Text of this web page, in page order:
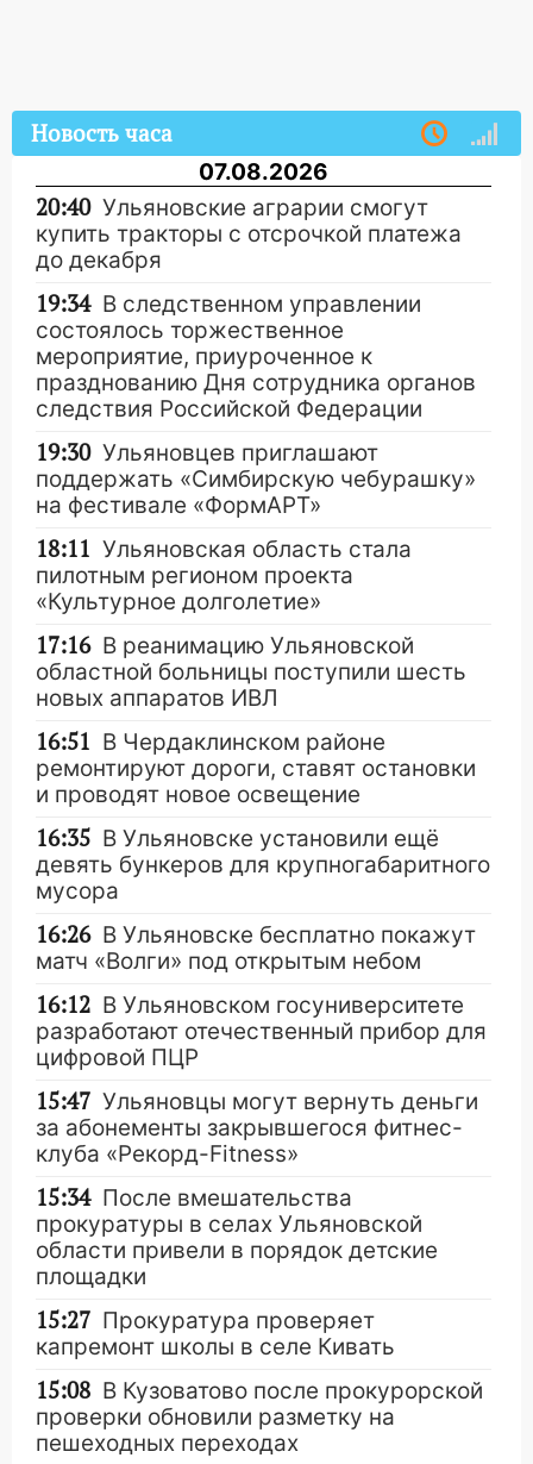
Новость часа
07.08.2026
20:40 Ульяновские аграрии смогут
купить тракторы с отсрочкой платежа
до декабря
19:34 В следственном управлении
состоялось торжественное
мероприятие, приуроченное к
празднованию Дня сотрудника органов
следствия Российской Федерации
19:30 Ульяновцев приглашают
поддержать «Симбирскую чебурашку»
на фестивале «ФормАРТ»
18:11 Ульяновская область стала
пилотным регионом проекта
«Культурное долголетие»
17:16 В реанимацию Ульяновской
областной больницы поступили шесть
новых аппаратов ИВЛ
16:51 В Чердаклинском районе
ремонтируют дороги, ставят остановки
и проводят новое освещение
16:35 В Ульяновске установили ещё
девять бункеров для крупногабаритного
мусора
16:26 В Ульяновске бесплатно покажут
матч «Волги» под открытым небом
16:12 В Ульяновском госуниверситете
разработают отечественный прибор для
цифровой ПЦР
15:47 Ульяновцы могут вернуть деньги
за абонементы закрывшегося фитнес-
клуба «Рекорд-Fitness»
15:34 После вмешательства
прокуратуры в селах Ульяновской
области привели в порядок детские
площадки
15:27 Прокуратура проверяет
капремонт школы в селе Кивать
15:08 В Кузоватово после прокурорской
проверки обновили разметку на
пешеходных переходах